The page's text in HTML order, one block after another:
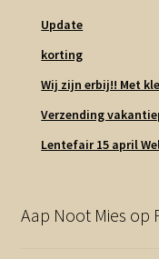
Update
korting
Wij zijn erbij!! Met
Verzending
Lentefair 15 april
Aap Noot Mies op